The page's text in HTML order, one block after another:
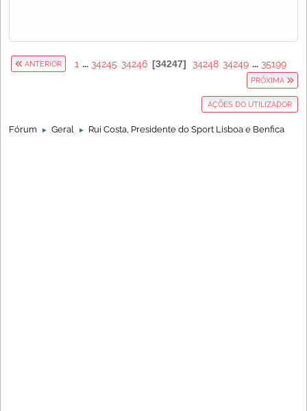
ANTERIOR 1 ... 34245 34246 34247 34248 34249 ... 35199
PRÓXIMA
AÇÕES DO UTILIZADOR
Fórum ► Geral ► Rui Costa, Presidente do Sport Lisboa e Benfica